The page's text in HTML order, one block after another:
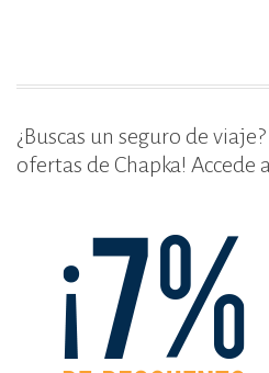
¿Buscas un seguro de
ofertas de Chapka! Accede